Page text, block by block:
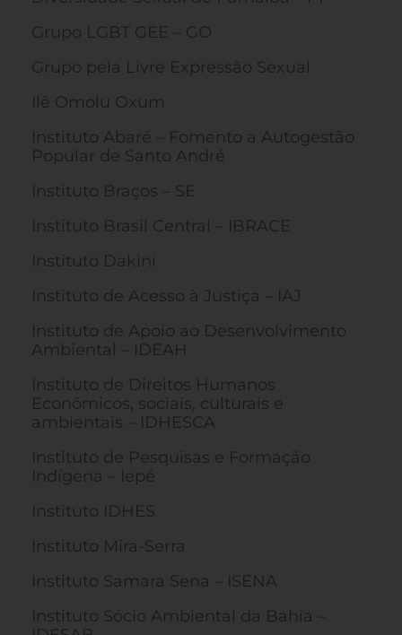
Grupo LGBT GEE – GO
Grupo pela Livre Expressão Sexual
Ilê Omolu Oxum
Instituto Abaré – Fomento a Autogestão
Popular de Santo André
Instituto Braços – SE
Instituto Brasil Central – IBRACE
Instituto Dakini
Instituto de Acesso à Justiça – IAJ
Instituto de Apoio ao Desenvolvimento
Ambiental – IDEAH
Instituto de Direitos Humanos
Econômicos, sociais, culturais e
ambientais – IDHESCA
Instituto de Pesquisas e Formação
Indígena – Iepé
Instituto IDHES
Instituto Mira-Serra
Instituto Samara Sena – ISENA
Instituto Sócio Ambiental da Bahia –